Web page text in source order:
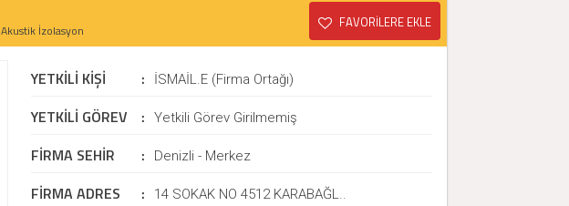
Akustik İzolasyon FAVORİLERE EKLE
YETKİLİ KİŞİ : İSMAİL.E (Firma Ortağı)
YETKİLİ GÖREV : Yetkili Görev Girilmemiş
FİRMA SEHİR : Denizli - Merkez
FİRMA ADRES : 14 SOKAK NO 4512 KARABAĞL..